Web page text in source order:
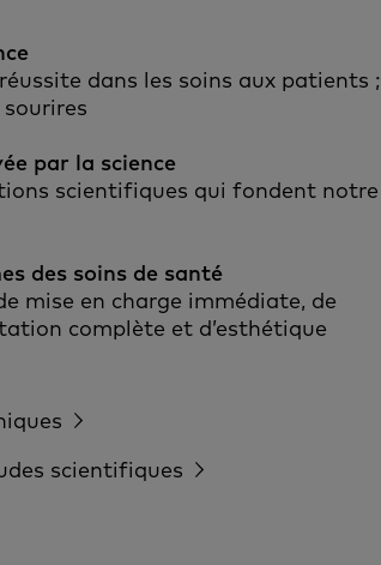
dans les soins aux patients ;
par la science
scientifiques qui fondent notre
des soins de santé
mise en charge immédiate, de
complète et d’esthétique
scientifiques